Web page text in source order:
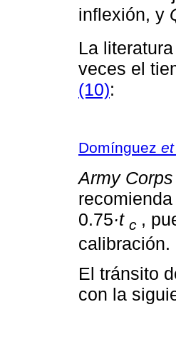
inflexión, y
La
veces el
(10):
Domínguez
Army
0.75·t c ,
calibración.
El tránsito
con la